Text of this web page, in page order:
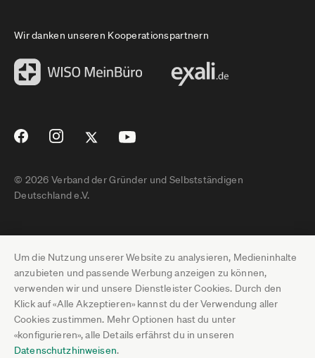
Um die Nutzung unserer Website zu analysieren, Medieninhalte
anzubieten und passende Werbung anzeigen zu können,
verwenden wir und unsere Dienstleister Cookies. Durch den
Klick auf «Alle Akzeptieren» kannst du der Verwendung aller
Cookies zustimmen. Mehr Optionen hast du unter
«konfigurieren», alle Details erfährst du in unseren
Datenschutzhinweisen.
Wir danken unseren Kooperationspartnern
© 2026 Verband der Gründer und Selbstständigen
Deutschland e.V.
Impressum
Datenschutz
Pressebereich